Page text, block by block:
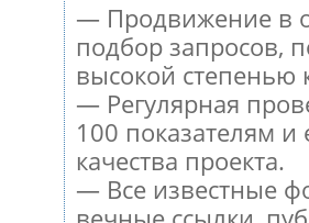
— Продвижение в
подбор запросов,
высокой степенью
— Регулярная
100 показателям
качества проекта.
— Все известные